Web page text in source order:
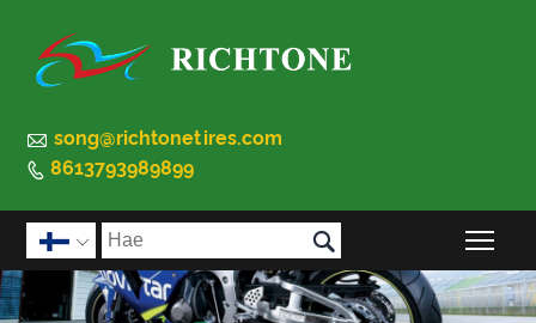
 song@richtonetires.com
 8613793989899
 